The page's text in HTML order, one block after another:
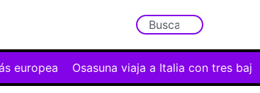
Osasuna viaja a Italia con tres bajas y un